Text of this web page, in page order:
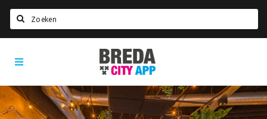
Home
Agenda
Deals
Breda
City
App